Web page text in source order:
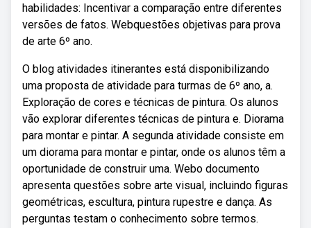
habilidades: Incentivar a comparação entre diferentes
versões de fatos. Webquestões objetivas para prova
de arte 6º ano.
O blog atividades itinerantes está disponibilizando
uma proposta de atividade para turmas de 6º ano, a.
Exploração de cores e técnicas de pintura. Os alunos
vão explorar diferentes técnicas de pintura e. Diorama
para montar e pintar. A segunda atividade consiste em
um diorama para montar e pintar, onde os alunos têm a
oportunidade de construir uma. Webo documento
apresenta questões sobre arte visual, incluindo figuras
geométricas, escultura, pintura rupestre e dança. As
perguntas testam o conhecimento sobre termos.